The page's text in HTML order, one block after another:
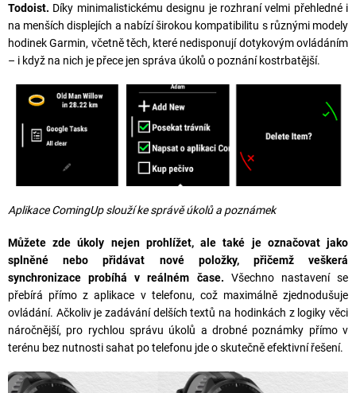
Todoist. Díky minimalistickému designu je rozhraní velmi přehledné i
na menších displejích a nabízí širokou kompatibilitu s různými modely
hodinek Garmin, včetně těch, které nedisponují dotykovým ovládáním
– i když na nich je přece jen správa úkolů o poznání kostrbatější.
AplikaceComingUpslouží ke správě úkolů a poznámek
Můžete zde úkoly nejen prohlížet, ale také je označovat jako
splněné nebo přidávat nové položky, přičemž veškerá
synchronizace probíhá v reálném čase. Všechno nastavení se
přebírá přímo z aplikace v telefonu, což maximálně zjednodušuje
ovládání. Ačkoliv je zadávání delších textů na hodinkách z logiky věci
náročnější, pro rychlou správu úkolů a drobné poznámky přímo v
terénu bez nutnosti sahat po telefonu jde o skutečně efektivní řešení.